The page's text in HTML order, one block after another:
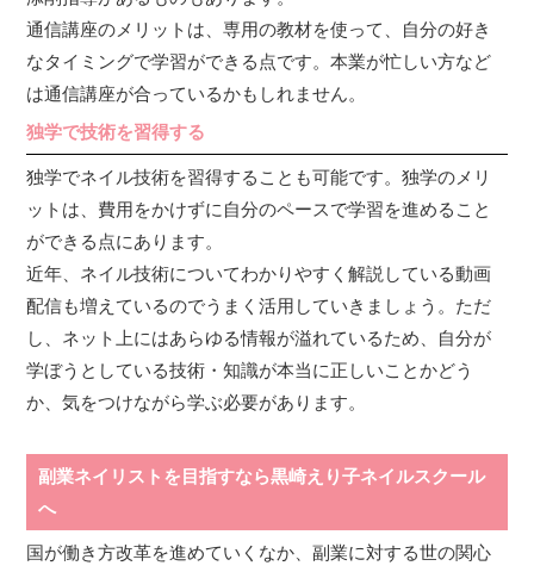
通信講座のメリットは、専用の教材を使って、自分の好き
なタイミングで学習ができる点です。本業が忙しい方など
は通信講座が合っているかもしれません。
独学で技術を習得する
独学でネイル技術を習得することも可能です。独学のメリ
ットは、費用をかけずに自分のペースで学習を進めること
ができる点にあります。
近年、ネイル技術についてわかりやすく解説している動画
配信も増えているのでうまく活用していきましょう。ただ
し、ネット上にはあらゆる情報が溢れているため、自分が
学ぼうとしている技術・知識が本当に正しいことかどう
か、気をつけながら学ぶ必要があります。
副業ネイリストを目指すなら黒崎えり子ネイルスクール
へ
国が働き方改革を進めていくなか、副業に対する世の関心